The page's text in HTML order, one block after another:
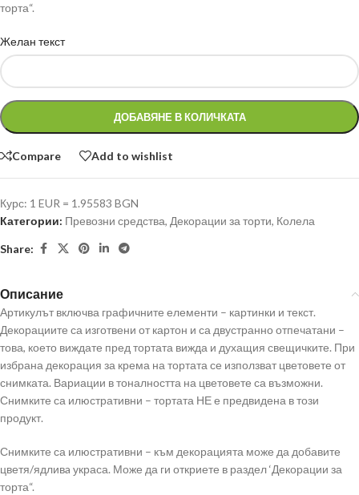
торта“.
Желан текст
ДОБАВЯНЕ В КОЛИЧКАТА
Compare Add to wishlist
Курс: 1 EUR = 1.95583 BGN
Категории: Превозни средства, Декорации за торти, Колела
Share:
Описание
Артикулът включва графичните елементи – картинки и текст.
Декорациите са изготвени от картон и са двустранно отпечатани –
това, което виждате пред тортата вижда и духащия свещичките. При
избрана декорация за крема на тортата се използват цветовете от
снимката. Вариации в тоналността на цветовете са възможни.
Снимките са илюстративни – тортата НЕ е предвидена в този
продукт.
Снимките са илюстративни – към декорацията може да добавите
цветя/ядливa украса. Може да ги откриете в раздел ‘Декорации за
торта“.